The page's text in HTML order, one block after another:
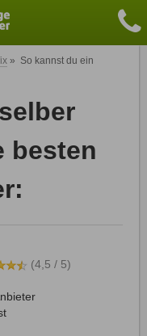
» So kannst du ein
besten
(4,5 / 5)